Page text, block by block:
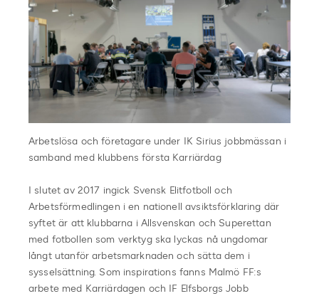
Arbetslösa och företagare under IK Sirius jobbmässan i
samband med klubbens första Karriärdag
I slutet av 2017 ingick Svensk Elitfotboll och
Arbetsförmedlingen i en nationell avsiktsförklaring där
syftet är att klubbarna i Allsvenskan och Superettan
med fotbollen som verktyg ska lyckas nå ungdomar
långt utanför arbetsmarknaden och sätta dem i
sysselsättning. Som inspirations fanns Malmö FF:s
arbete med Karriärdagen och IF Elfsborgs Jobb